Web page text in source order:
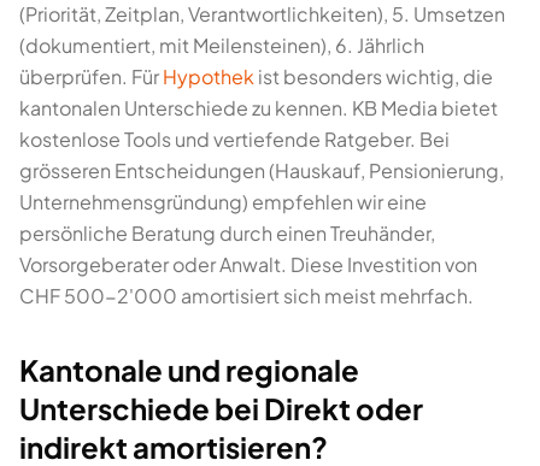
(Priorität, Zeitplan, Verantwortlichkeiten), 5. Umsetzen
(dokumentiert, mit Meilensteinen), 6. Jährlich
überprüfen. FürHypothek ist besonders wichtig, die
kantonalen Unterschiede zu kennen. KB Media bietet
kostenlose Tools und vertiefende Ratgeber. Bei
grösseren Entscheidungen (Hauskauf, Pensionierung,
Unternehmensgründung) empfehlen wir eine
persönliche Beratung durch einen Treuhänder,
Vorsorgeberater oder Anwalt. Diese Investition von
CHF 500-2'000 amortisiert sich meist mehrfach.
Kantonale und regionale
Unterschiede bei Direkt oder
indirekt amortisieren?